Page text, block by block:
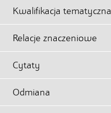
Kwalifikacja tematyczna
Relacje znaczeniowe
Cytaty
Odmiana